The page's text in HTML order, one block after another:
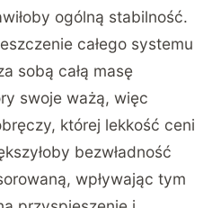
ogólną stabilność.
całego systemu
sobą całą masę
swoje ważą, więc
której lekkość ceni
bezwładność
wpływając tym